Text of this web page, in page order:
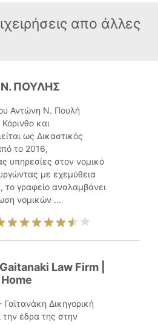
απο άλλες
ΠΟΥΛΗΣ
Αντώνη Ν. Πουλή
και
ως Δικαστικός
το 2016,
υπηρεσίες στον νομικό
με εχεμύθεια
το γραφείο αναλαμβάνει
νομικών ...
Law Firm |
Δικηγορική
την έδρα της στην